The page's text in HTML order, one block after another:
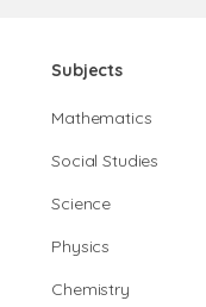
Subjects
Mathematics
Social Studies
Science
Physics
Chemistry